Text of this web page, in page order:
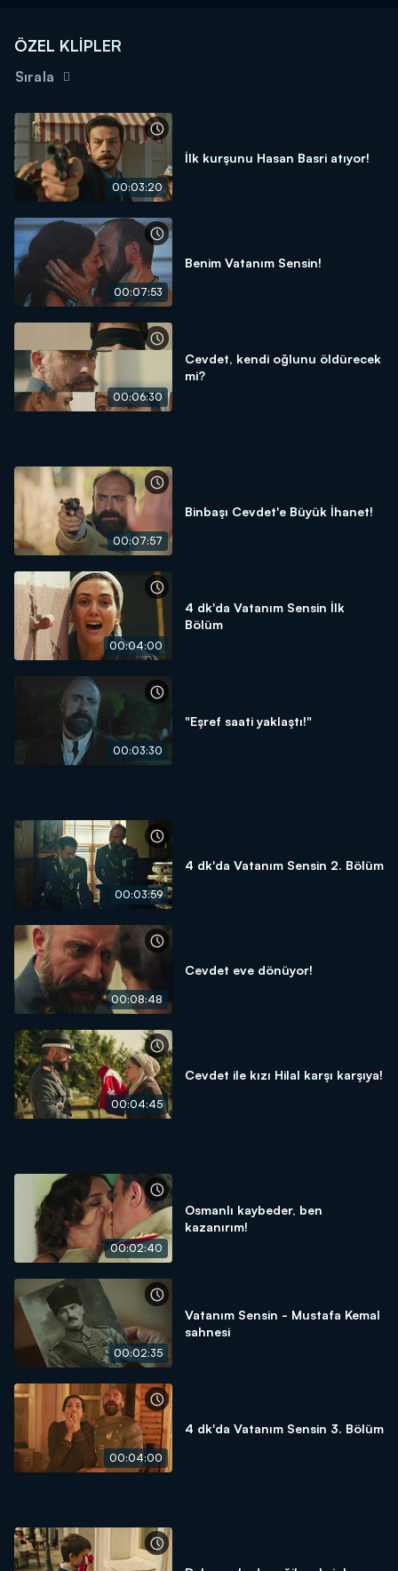
ÖZEL KLİPLER
Sırala
00:03:20
İlk kurşunu Hasan Basri atıyor!
00:07:53
Benim Vatanım Sensin!
00:06:30
Cevdet, kendi oğlunu öldürecek
mi?
00:07:57
Binbaşı Cevdet'e Büyük İhanet!
00:04:00
4 dk'da Vatanım Sensin İlk
Bölüm
00:03:30
"Eşref saati yaklaştı!"
00:03:59
4 dk'da Vatanım Sensin 2. Bölüm
00:08:48
Cevdet eve dönüyor!
00:04:45
Cevdet ile kızı Hilal karşı karşıya!
00:02:40
Osmanlı kaybeder, ben
kazanırım!
00:02:35
Vatanım Sensin - Mustafa Kemal
sahnesi
00:04:00
4 dk'da Vatanım Sensin 3. Bölüm